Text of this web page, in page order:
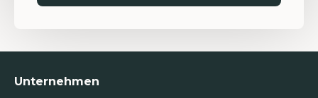
Unternehmen